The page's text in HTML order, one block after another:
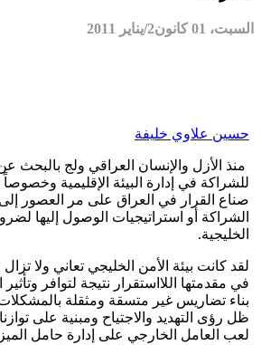
السبت، 01 كانون2/يناير 2011
حسين علاوي خليفة
منذ الأزل والإنسان العراقي ولج بالبحث
للشراكة في إدارة البيئة الإقليمية وخصوصاً
صناع القرار في العراق على مر العصور
الشراكة أو استراتيجيات الوصول إليها
الخليجية.
لقد كانت بيئة الأمن الخليجي تعاني ولا
في مقدمتها اللااستقرار نتيجة لتوافر
بناء تضاريس غير متسقة ومثقلة
ظل رؤى التهديد والاجتياح ومبنية على
لعب العامل الخارجي على إدارة حامل